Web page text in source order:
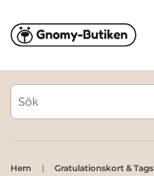
Skip to main content
Hem Gratulationskort & Tags